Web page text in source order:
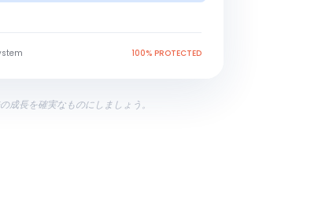
100% PROTECTED
成長を確実なものにしましょう。